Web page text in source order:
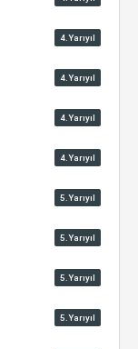
4.Yarıyıl
4.Yarıyıl
4.Yarıyıl
4.Yarıyıl
5.Yarıyıl
5.Yarıyıl
5.Yarıyıl
5.Yarıyıl